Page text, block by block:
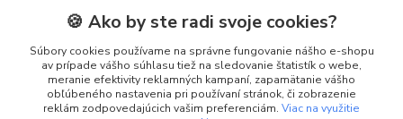
+421 911 010 560
Po-Pia, 13-17 hod.
info@presmartfon.sk
🍪 Ako by ste radi svoje cookies?
Súbory cookies používame na správne fungovanie nášho e-shopu
av prípade vášho súhlasu tiež na sledovanie štatistík o webe,
meranie efektivity reklamných kampaní, zapamätanie vášho
obľúbeného nastavenia pri používaní stránok, či zobrazenie
reklám zodpovedajúcich vašim preferenciám. Viac na využitie